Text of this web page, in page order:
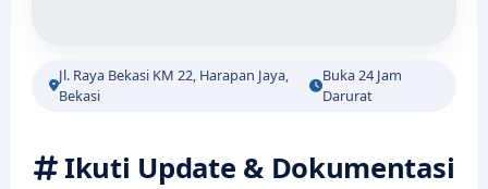
Jl. Raya Bekasi KM 22, Harapan Jaya,
Bekasi
Buka 24 Jam
Darurat
Ikuti Update & Dokumentasi